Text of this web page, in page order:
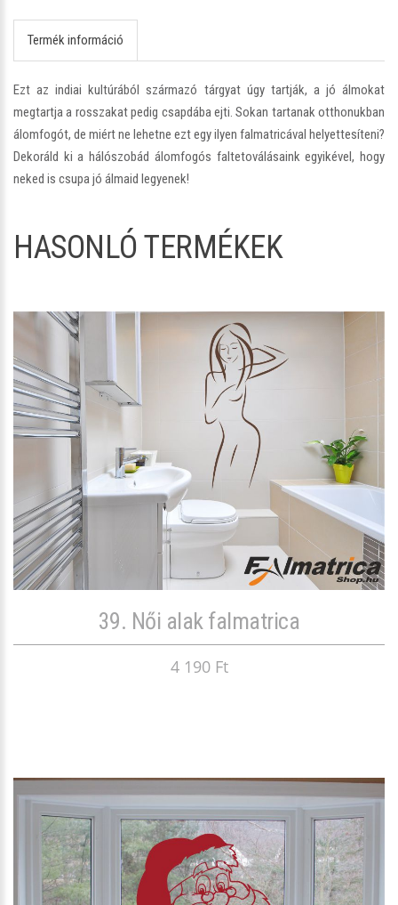
Termék információ
Ezt az indiai kultúrából származó tárgyat úgy tartják, a jó álmokat
megtartja a rosszakat pedig csapdába ejti. Sokan tartanak otthonukban
álomfogót, de miért ne lehetne ezt egy ilyen falmatricával helyettesíteni?
Dekoráld ki a hálószobád álomfogós faltetoválásaink egyikével, hogy
neked is csupa jó álmaid legyenek!
HASONLÓ TERMÉKEK
39. Női alak falmatrica
4 190 Ft